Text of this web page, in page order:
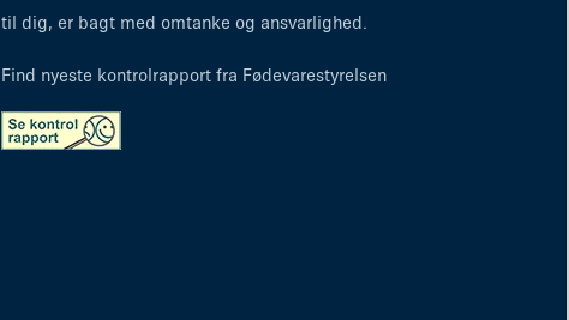
til dig, er bagt med omtanke og ansvarlighed.
Find nyeste kontrolrapport fra Fødevarestyrelsen